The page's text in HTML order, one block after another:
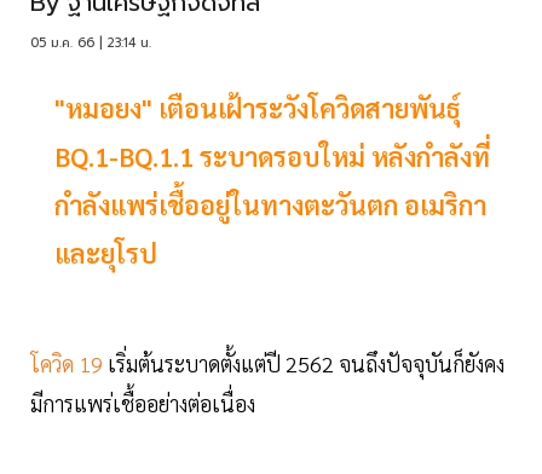
05 ม.ค. 66 | 23:14 น.
"หมอยง" เตือนเฝ้าระวังโควิดสายพันธุ์
BQ.1-BQ.1.1 ระบาดรอบใหม่ หลังกำลังที่
กำลังแพร่เชื้ออยู่ในทางตะวันตก อเมริกา
และยุโรป
โควิด 19 เริ่มต้นระบาดตั้งแต่ปี 2562 จนถึงปัจจุบันก็ยังคง
มีการแพร่เชื้ออย่างต่อเนื่อง